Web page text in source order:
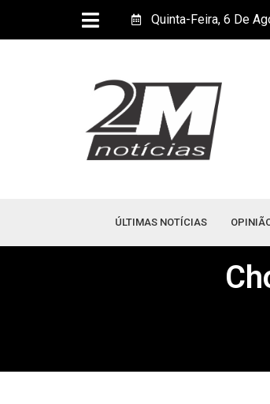
Quinta-Feira, 6 De
ÚLTIMAS NOTÍCIAS